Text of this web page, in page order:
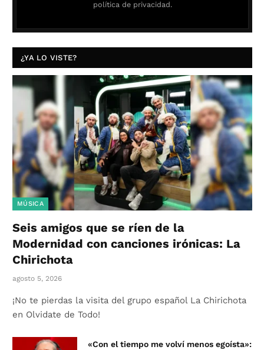
política de privacidad.
¿YA LO VISTE?
MÚSICA
Seis amigos que se ríen de la
Modernidad con canciones irónicas: La
Chirichota
agosto 5, 2026
¡No te pierdas la visita del grupo español La Chirichota
en Olvidate de Todo!
«Con el tiempo me volví menos egoísta»: